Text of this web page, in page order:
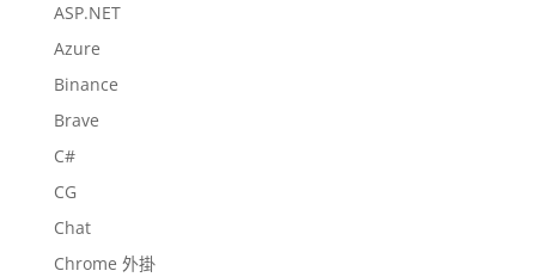
ASP.NET
Azure
Binance
Brave
C#
CG
Chat
Chrome 外掛